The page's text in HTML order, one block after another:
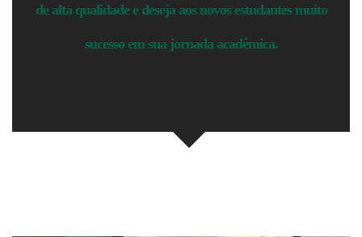
de alta qualidade e deseja aos novos estudantes muito
sucesso em sua jornada acadêmica.